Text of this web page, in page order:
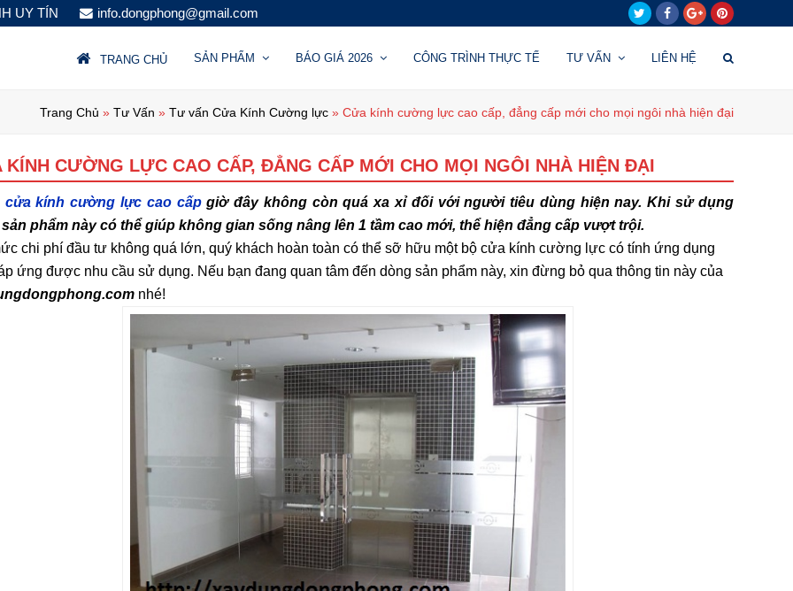
UY TÍN info.dongphong@gmail.com TwitterFacebook
GooglePinterest
TRANG CHỦ SẢN PHẨM BÁO GIÁ 2026 CÔNG TRÌNH THỰC TẾ TƯ VẤN LIÊN HỆ
Trang Chủ » Tư Vấn » Tư vấn Cửa Kính Cường lực» Cửa kính cường lực cao cấp, đẳng cấp mới cho mọi ngôi nhà hiện đại
KÍNH CƯỜNG LỰC CAO CẤP, ĐẲNG CẤP MỚI CHO MỌI NGÔI NHÀ HIỆN ĐẠI
cửa kính cường lực cao cấpgiờ đây không còn quá xa xỉ đối với người tiêu dùng hiện nay. Khi sử dụng
phẩm này có thể giúp không gian sống nâng lên 1 tầm cao mới, thể hiện đẳng cấp vượt trội.
chi phí đầu tư không quá lớn, quý khách hoàn toàn có thể sỡ hữu một bộ cửa kính cường lực có tính ứng dụng
ứng được nhu cầu sử dụng. Nếu bạn đang quan tâm đến dòng sản phẩm này, xin đừng bỏ qua thông tin này của
nhé!